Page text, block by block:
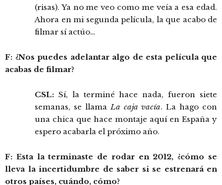
(risas). Ya no me veo como me veía a esa edad.
Ahora en mi segunda película, la que acabo de
filmar sí actúo…
F: ¿Nos puedes adelantar algo de esta película que
acabas de filmar?
CSL: Sí, la terminé hace nada, fueron siete
semanas, se llamaLa caja vacía. La hago con
una chica que hace montaje aquí en España y
espero acabarla el próximo año.
F: Esta la terminaste de rodar en 2012, ¿cómo se
lleva la incertidumbre de saber si se estrenará en
otros países, cuándo, cómo?